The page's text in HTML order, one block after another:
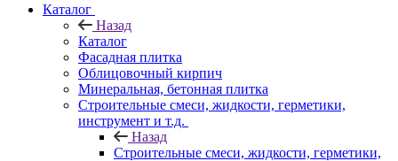
Каталог
Назад
Каталог
Фасадная плитка
Облицовочный кирпич
Минеральная, бетонная плитка
Строительные смеси, жидкости, герметики,
инструмент и т.д.
Назад
Строительные смеси, жидкости, герметики,